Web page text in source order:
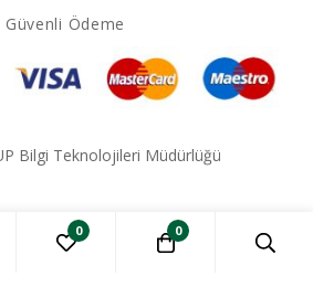
Güvenli Ödeme
Bilgi Teknolojileri Müdürlüğü
0 0